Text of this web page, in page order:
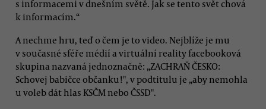
s informacemi v dnešním světě. Jak se tento svět chová
k informacím.“
A nechme hru, teď o čem je to video. Nejblíže je mu
v současné sféře médií a virtuální reality facebooková
skupina nazvaná jednoznačně: „ZACHRAŇ ČESKO:
Schovej babičce občanku!", v podtitulu je „aby nemohla
u voleb dát hlas KSČM nebo ČSSD".